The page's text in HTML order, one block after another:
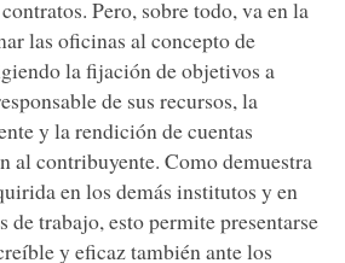
Pero, sobre todo, va en la
las oficinas al concepto de
la fijación de objetivos a
de sus recursos, la
y la rendición de cuentas
al contribuyente. Como demuestra
en los demás institutos y en
de trabajo, esto permite presentarse
y eficaz también ante los